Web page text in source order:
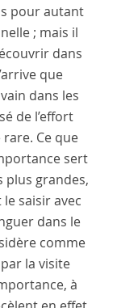
pour autant
; mais il
dans
que
dans les
de l’effort
Ce que
sert
plus grandes,
saisir avec
dans le
comme
la visite
à